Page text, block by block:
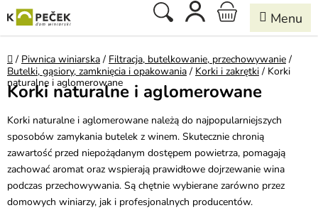
do
treści
Szukaj KOSZYK
Home
/ Piwnica winiarska / Filtracja, butelkowanie, przechowywanie /
Butelki, gąsiory, zamknięcia i opakowania / Korki i zakrętki / Korki
naturalne i aglomerowane
Korki naturalne i aglomerowane
Korki naturalne i aglomerowane należą do najpopularniejszych
sposobów zamykania butelek z winem. Skutecznie chronią
zawartość przed niepożądanym dostępem powietrza, pomagają
zachować aromat oraz wspierają prawidłowe dojrzewanie wina
podczas przechowywania. Są chętnie wybierane zarówno przez
domowych winiarzy, jak i profesjonalnych producentów.